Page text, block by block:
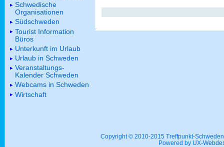
Schwedische
Organisationen
Südschweden
Tourist Information
Büros
Unterkunft im Urlaub
Urlaub in Schweden
Veranstaltungs-
Kalender Schweden
Webcams in Schweden
Wirtschaft
Copyright © 2010-2015 Treffpunkt-
Powered by UX-